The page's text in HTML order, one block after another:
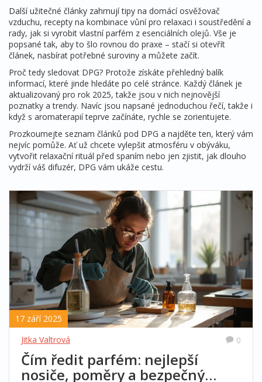
Další užitečné články zahrnují tipy na domácí osvěžovač
vzduchu, recepty na kombinace vůní pro relaxaci i soustředění a
rady, jak si vyrobit vlastní parfém z esenciálních olejů. Vše je
popsané tak, aby to šlo rovnou do praxe – stačí si otevřít
článek, nasbírat potřebné suroviny a můžete začít.
Proč tedy sledovat DPG? Protože získáte přehledný balík
informací, které jinde hledáte po celé stránce. Každý článek je
aktualizovaný pro rok 2025, takže jsou v nich nejnovější
poznatky a trendy. Navíc jsou napsané jednoduchou řečí, takže i
když s aromaterapií teprve začínáte, rychle se zorientujete.
Prozkoumejte seznam článků pod DPG a najděte ten, který vám
nejvíc pomůže. Ať už chcete vylepšit atmosféru v obýváku,
vytvořit relaxační rituál před spaním nebo jen zjistit, jak dlouho
vydrží váš difuzér, DPG vám ukáže cestu.
17 září 2025
Jitka Valtrová
0
Čím ředit parfém: nejlepší
nosiče, poměry a bezpečný